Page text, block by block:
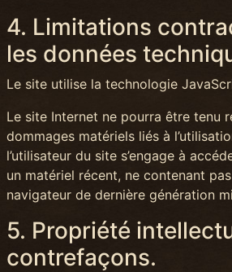
4. Limitations
les données
Le site utilise la technologie
Le site Internet ne pourra être tenu
dommages matériels liés à
l’utilisateur du site s’engage à
un matériel récent, ne contenant
navigateur de dernière génération
5. Propriété
contrefaçons.